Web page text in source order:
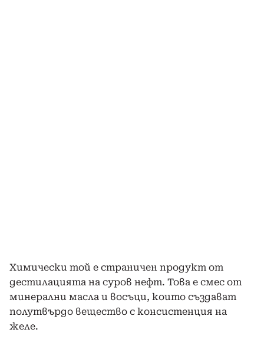
Химически той е страничен продукт от
дестилацията на суров нефт. Това е смес от
минерални масла и восъци, които създават
полутвърдо вещество с консистенция на
желе.